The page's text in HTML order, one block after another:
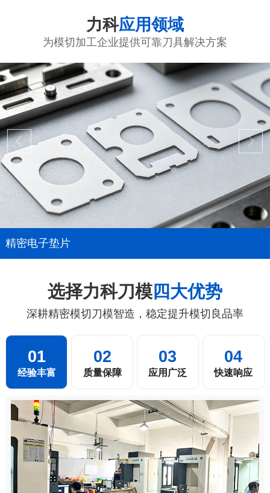
力科应用领域
为模切加工企业提供可靠刀具解决方案
精密电子垫片
选择力科刀模四大优势
深耕精密模切刀模智造，稳定提升模切良品率
01
经验丰富
02
质量保障
03
应用广泛
04
快速响应